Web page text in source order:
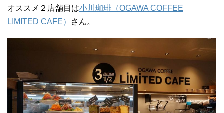
オススメ２店舗目は小川珈琲（OGAWA COFFEE
LIMITED CAFE）
さん。